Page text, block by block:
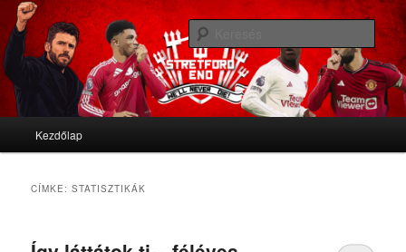
Stretford End
We'll never die
Tovább az elsődleges tartalomra
Tovább a másodlagos tartalomra
Kezdőlap
CÍMKE:STATISZTIKÁK